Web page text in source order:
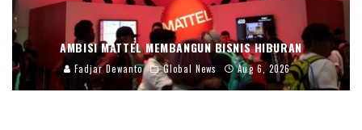
AMBISI MATTEL MEMBANGUN BISNIS HIBURAN
Fadjar Dewanto Global News Aug 6, 2026